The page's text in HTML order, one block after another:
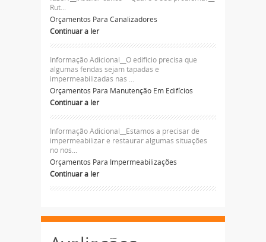
Rut...
Orçamentos Para Canalizadores
Continuar a ler
Informação Adicional__O edificio precisa que
algumas fendas sejam tapadas e
impermeabilizadas nas ...
Orçamentos Para Manutenção Em Edifícios
Continuar a ler
Informação Adicional__Estamos a precisar de
impermeabilizar e restaurar algumas situações
no nos...
Orçamentos Para Impermeabilizações
Continuar a ler